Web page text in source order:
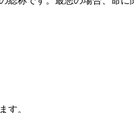
す。